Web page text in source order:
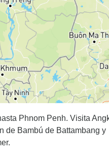
Phnom Penh. Visita
de Bambú de Battambang y